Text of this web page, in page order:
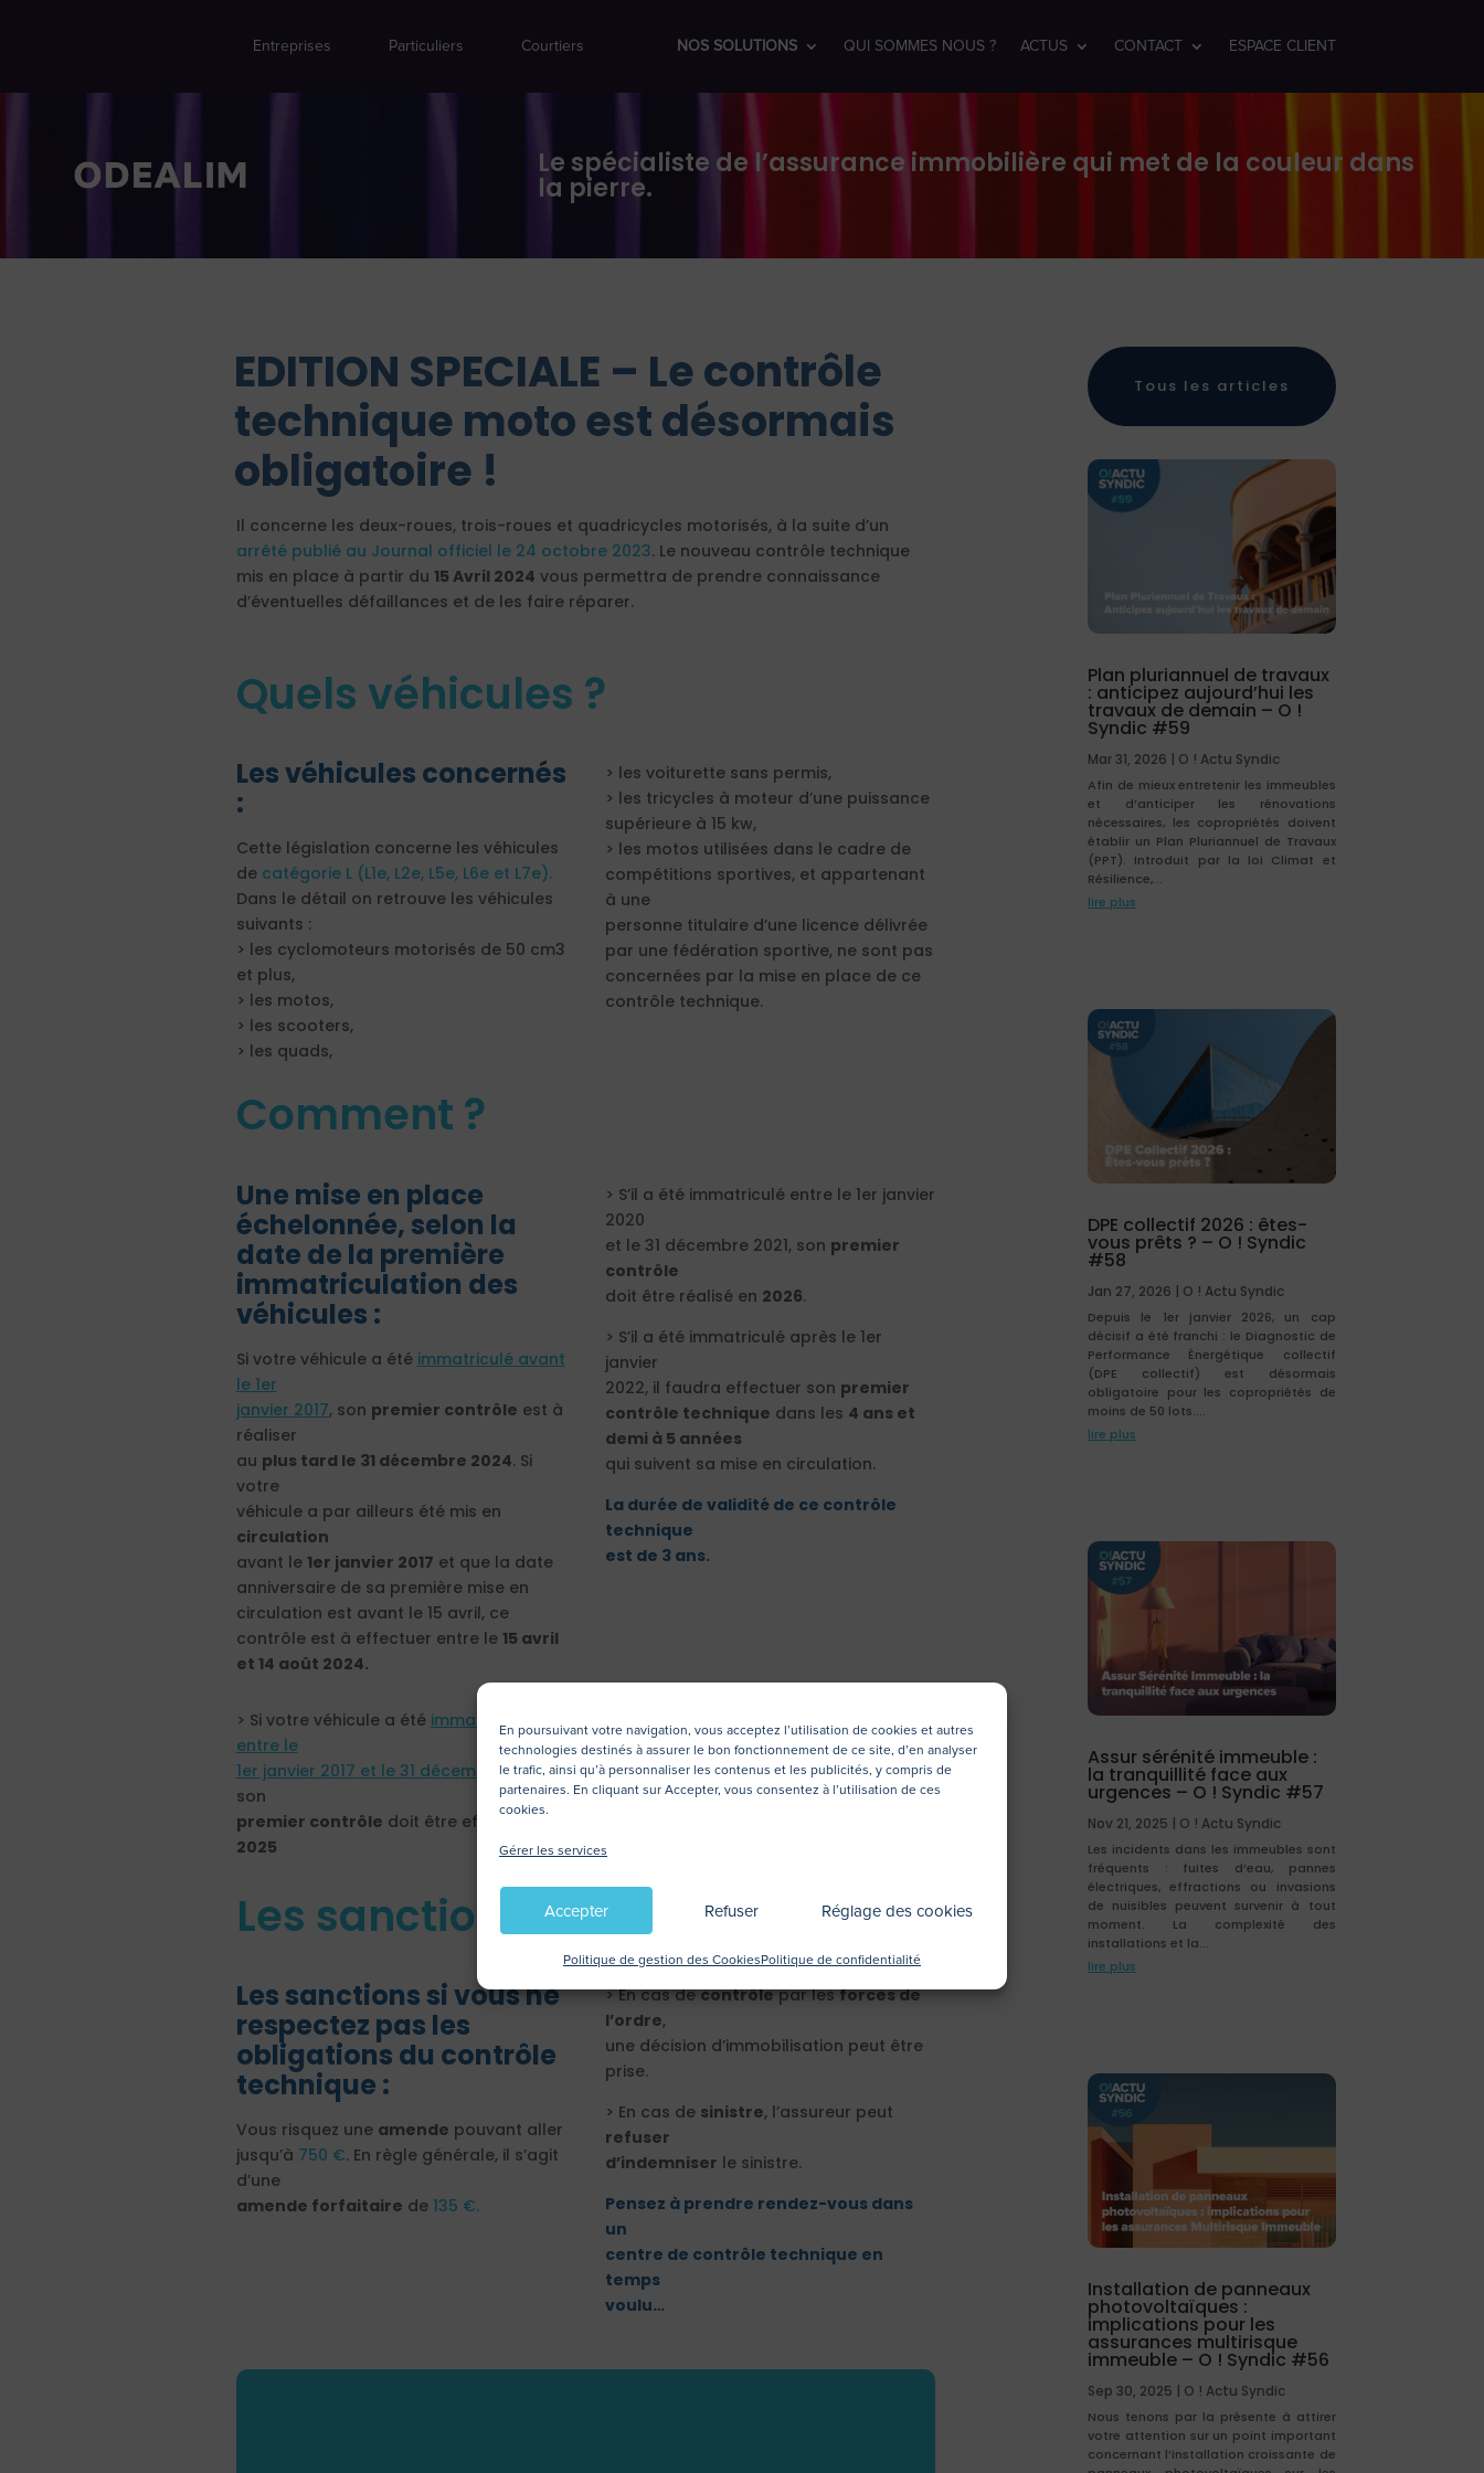
En poursuivant votre navigation, vous acceptez l’utilisation de cookies et autres
technologies destinés à assurer le bon fonctionnement de ce site, d’en analyser
le trafic, ainsi qu’à personnaliser les contenus et les publicités, y compris de
partenaires. En cliquant sur Accepter, vous consentez à l’utilisation de ces
cookies.
Gérer les services
Accepter Refuser Réglage des cookies
Politique de gestion des CookiesPolitique de confidentialité
Entreprises Particuliers Courtiers NOS SOLUTIONS QUI SOMMES NOUS ? ACTUS CONTACT ESPACE CLIENT
Le spécialiste de l’assurance immobilière qui met de la couleur dans
la pierre.
EDITION SPECIALE – Le contrôle
technique moto est désormais
obligatoire !
Il concerne les deux-roues, trois-roues et quadricycles motorisés, à la suite d’un
arrêté publié au Journal officiel le 24 octobre 2023. Le nouveau contrôle technique
mis en place à partir du 15 Avril 2024 vous permettra de prendre connaissance
d’éventuelles défaillances et de les faire réparer.
Quels véhicules ?
Les véhicules concernés
:
Cette législation concerne les véhicules
de catégorie L (L1e, L2e, L5e, L6e et L7e).
Dans le détail on retrouve les véhicules
suivants :
> les cyclomoteurs motorisés de 50 cm3
et plus,
> les motos,
> les scooters,
> les quads,
> les voiturette sans permis,
> les tricycles à moteur d’une puissance
supérieure à 15 kw,
> les motos utilisées dans le cadre de
compétitions sportives, et appartenant
à une
personne titulaire d’une licence délivrée
par une fédération sportive, ne sont pas
concernées par la mise en place de ce
contrôle technique.
Comment ?
Une mise en place
échelonnée, selon la
date de la première
immatriculation des
véhicules :
Si votre véhicule a été immatriculé avant
le 1er
janvier 2017, son premier contrôle est à
réaliser
au plus tard le 31 décembre 2024. Si
votre
véhicule a par ailleurs été mis en
circulation
avant le 1er janvier 2017 et que la date
anniversaire de sa première mise en
circulation est avant le 15 avril, ce
contrôle est à effectuer entre le 15 avril
et 14 août 2024.
> Si votre véhicule a été immatriculé
entre le
1er janvier 2017 et le 31 décembre 2019,
son
premier contrôle doit être effectué en
2025
> S’il a été immatriculé entre le 1er janvier
2020
et le 31 décembre 2021, son premier
contrôle
doit être réalisé en 2026.
> S’il a été immatriculé après le 1er
janvier
2022, il faudra effectuer son premier
contrôle technique dans les 4 ans et
demi à 5 années
qui suivent sa mise en circulation.
La durée de validité de ce contrôle
technique
est de 3 ans.
Les sanctions ?
Les sanctions si vous ne
respectez pas les
obligations du contrôle
technique :
Vous risquez une amende pouvant aller
jusqu’à 750 €. En règle générale, il s’agit
d’une
amende forfaitaire de 135 €.
> En cas decontrôlepar lesforces de
l’ordre,
une décision d’immobilisation peut être
prise.
> En cas de sinistre, l’assureur peut
refuser
d’indemniser le sinistre.
Pensez à prendre rendez-vous dans
un
centre de contrôle technique en
temps
voulu…
Tous les articles
Plan pluriannuel de travaux
: anticipez aujourd’hui les
travaux de demain – O !
Syndic #59
Mar 31, 2026 | O ! Actu Syndic
Afin de mieux entretenir les immeubles
et d’anticiper les rénovations
nécessaires, les copropriétés doivent
établir un Plan Pluriannuel de Travaux
(PPT). Introduit par la loi Climat et
Résilience,...
lire plus
DPE collectif 2026 : êtes-
vous prêts ? – O ! Syndic
#58
Jan 27, 2026 | O ! Actu Syndic
Depuis le 1er janvier 2026, un cap
décisif a été franchi : le Diagnostic de
Performance Énergétique collectif
(DPE collectif) est désormais
obligatoire pour les copropriétés de
moins de 50 lots....
lire plus
Assur sérénité immeuble :
la tranquillité face aux
urgences – O ! Syndic #57
Nov 21, 2025 | O ! Actu Syndic
Les incidents dans les immeubles sont
fréquents : fuites d’eau, pannes
électriques, effractions ou invasions
de nuisibles peuvent survenir à tout
moment. La complexité des
installations et la...
lire plus
Installation de panneaux
photovoltaïques :
implications pour les
assurances multirisque
immeuble – O ! Syndic #56
Sep 30, 2025 | O ! Actu Syndic
Nous tenons par la présente à attirer
votre attention sur un point important
concernant l’installation croissante de